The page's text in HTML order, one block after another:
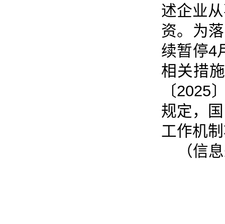
述企业
资。为
续暂停4
相关措
〔2025
规定，
工作机
（信